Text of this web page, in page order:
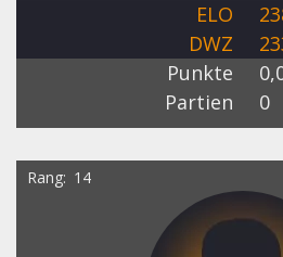
ELO
DWZ
Punkte
Partien
0
Rang 14